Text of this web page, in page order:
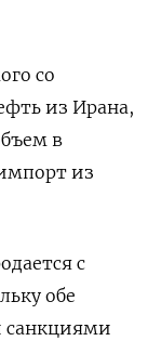
со
из Ирана,
в
из
с
обе
санкциями